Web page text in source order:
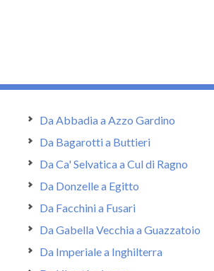
Da Abbadia a Azzo Gardino
Da Bagarotti a Buttieri
Da Ca' Selvatica a Cul di Ragno
Da Donzelle a Egitto
Da Facchini a Fusari
Da Gabella Vecchia a Guazzatoio
Da Imperiale a Inghilterra